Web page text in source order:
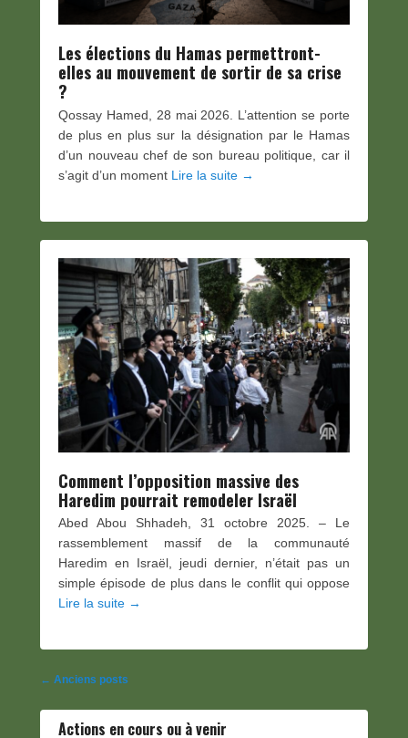
Les élections du Hamas permettront-
elles au mouvement de sortir de sa crise
?
Qossay Hamed, 28 mai 2026. L’attention se porte
de plus en plus sur la désignation par le Hamas
d’un nouveau chef de son bureau politique, car il
s’agit d’un moment Lire la suite →
Comment l’opposition massive des
Haredim pourrait remodeler Israël
Abed Abou Shhadeh, 31 octobre 2025. – Le
rassemblement massif de la communauté
Haredim en Israël, jeudi dernier, n’était pas un
simple épisode de plus dans le conflit qui oppose
Lire la suite →
Navigation
des
← Anciens posts
Actions en cours ou à venir